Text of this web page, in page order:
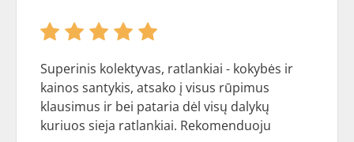
Superinis kolektyvas, ratlankiai - kokybės ir
kainos santykis, atsako į visus rūpimus
klausimus ir bei pataria dėl visų dalykų
kuriuos sieja ratlankiai. Rekomenduoju